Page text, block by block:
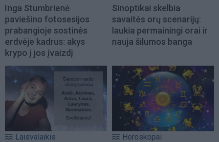
Inga Stumbrienė
paviešino fotosesijos
prabangioje sostinės
erdvėje kadrus: akys
krypo į jos įvaizdį
Sinoptikai skelbia
savaitės orų scenarijų:
laukia permainingi orai ir
nauja šilumos banga
Laisvalaikis Horoskopai